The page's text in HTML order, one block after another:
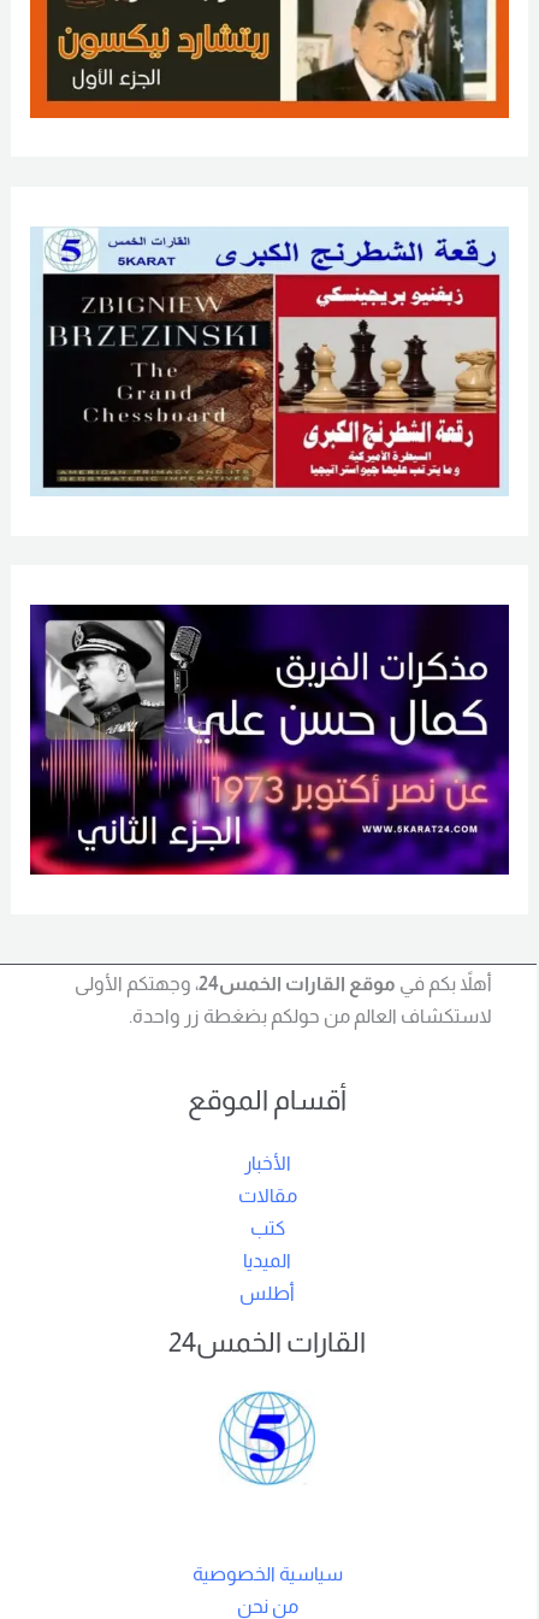
أهلاً بكم في موقع القارات الخمس24
، وجهتكم الأولى
لاستكشاف العالم من حولكم بضغطة زر واحدة.
أقسام الموقع
الأخبار
مقالات
كتب
الميديا
أطلس
القارات الخمس24
سياسية الخصوصية
من نحن